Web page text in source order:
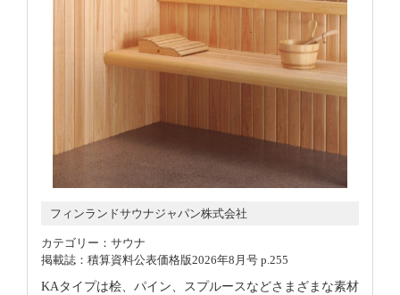
フィンランドサウナジャパン株式会社
カテゴリー：サウナ
掲載誌：積算資料公表価格版2026年8月号 p.255
KAタイプは桧、パイン、スプルースなどさまざまな素材